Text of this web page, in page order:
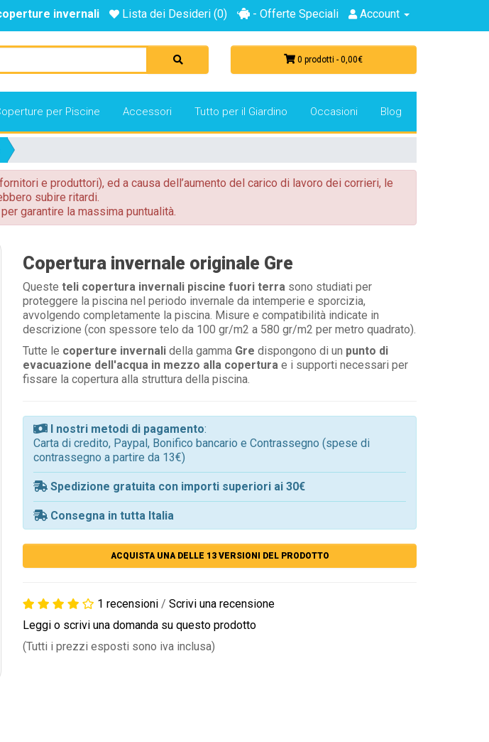
invernali Lista dei Desideri (0) - Offerte Speciali Account
0 prodotti - 0,00€
per Piscine Accessori Tutto per il Giardino Occasioni Blog
e produttori), ed a causa dell’aumento del carico di lavoro dei corrieri, le
subire ritardi.
garantire la massima puntualità.
Copertura invernale originale Gre
Queste teli copertura invernali piscine fuori terra sono studiati per
proteggere la piscina nel periodo invernale da intemperie e sporcizia,
avvolgendo completamente la piscina. Misure e compatibilità indicate in
descrizione (con spessore telo da 100 gr/m2 a 580 gr/m2 per metro quadrato).
Tutte le coperture invernali della gamma Gre dispongono di un punto di
evacuazione dell'acqua in mezzo alla copertura e i supporti necessari per
fissare la copertura alla struttura della piscina.
I nostri metodi di pagamento:
Carta di credito, Paypal, Bonifico bancario e Contrassegno (spese di
contrassegno a partire da 13€)
Spedizione gratuita con importi superiori ai 30€
Consegna in tutta Italia
ACQUISTA UNA DELLE 13 VERSIONI DEL PRODOTTO
1 recensioni / Scrivi una recensione
Leggi o scrivi una domanda su questo prodotto
(Tutti i prezzi esposti sono iva inclusa)